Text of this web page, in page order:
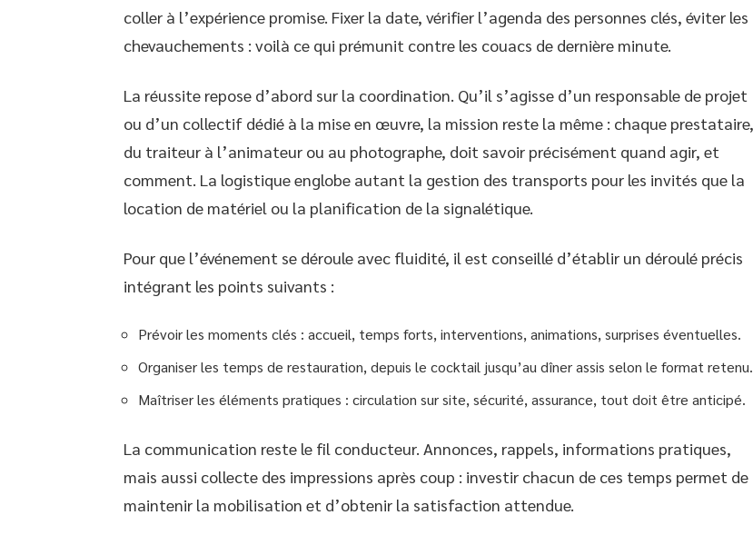
coller à l’expérience promise. Fixer la date, vérifier l’agenda des personnes clés, éviter les
chevauchements : voilà ce qui prémunit contre les couacs de dernière minute.
La réussite repose d’abord sur la coordination. Qu’il s’agisse d’un responsable de projet
ou d’un collectif dédié à la mise en œuvre, la mission reste la même : chaque prestataire,
du traiteur à l’animateur ou au photographe, doit savoir précisément quand agir, et
comment. La logistique englobe autant la gestion des transports pour les invités que la
location de matériel ou la planification de la signalétique.
Pour que l’événement se déroule avec fluidité, il est conseillé d’établir un déroulé précis
intégrant les points suivants :
Prévoir les moments clés : accueil, temps forts, interventions, animations, surprises éventuelles.
Organiser les temps de restauration, depuis le cocktail jusqu’au dîner assis selon le format retenu.
Maîtriser les éléments pratiques : circulation sur site, sécurité, assurance, tout doit être anticipé.
La communication reste le fil conducteur. Annonces, rappels, informations pratiques,
mais aussi collecte des impressions après coup : investir chacun de ces temps permet de
maintenir la mobilisation et d’obtenir la satisfaction attendue.